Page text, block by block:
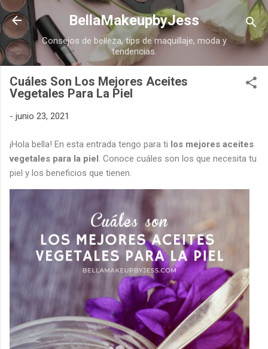
Ir al contenido principal
BellaMakeupbyJess
Consejos de belleza, tips de maquillaje, moda y
tendencias.
Cuáles Son Los Mejores Aceites
Vegetales Para La Piel
- junio 23, 2021
¡Hola bella! En esta entrada tengo para ti los mejores aceites
vegetales para la piel . Conoce cuáles son los que necesita tu
piel y los beneficios que tienen.